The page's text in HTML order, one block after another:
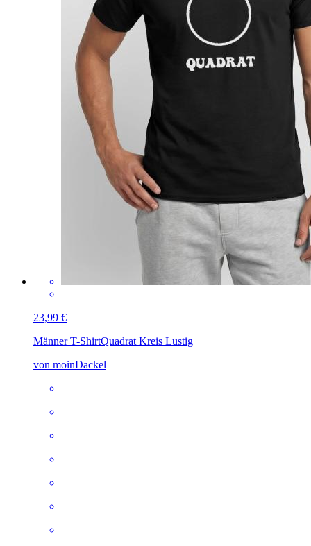
23,99 €
Männer T-ShirtQuadrat Kreis Lustig
von moinDackel